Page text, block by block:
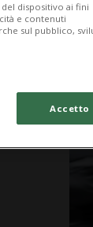
dispositivo ai fini
e contenuti
sul pubblico,
Accetto